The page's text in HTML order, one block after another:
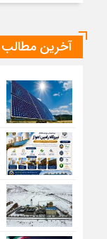
آخرین مطالب